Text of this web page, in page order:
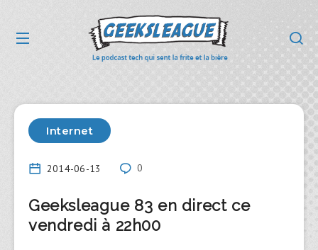
Internet
2014-06-13 0
Geeksleague 83 en direct ce
vendredi à 22h00